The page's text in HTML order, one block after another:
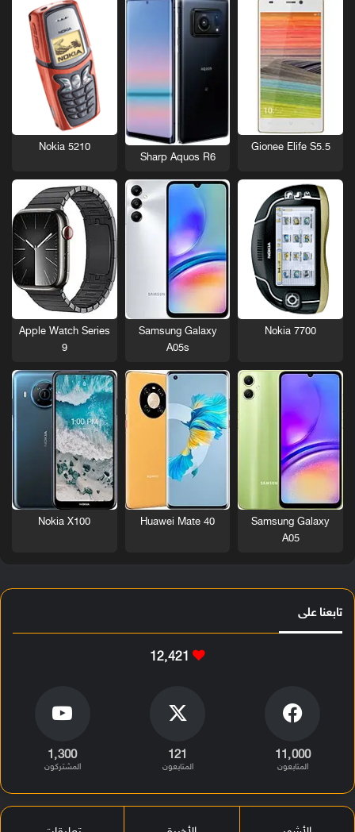
Gionee Elife S5.5
Sharp Aquos R6
Nokia 5210
Nokia 7700
Samsung Galaxy
A05s
Apple Watch Series
9
Samsung Galaxy
A05
Huawei Mate 40
Nokia X100
تابعنا على
12٬421
11٬000
المتابعون
121
المتابعون
1٬300
المشتركون